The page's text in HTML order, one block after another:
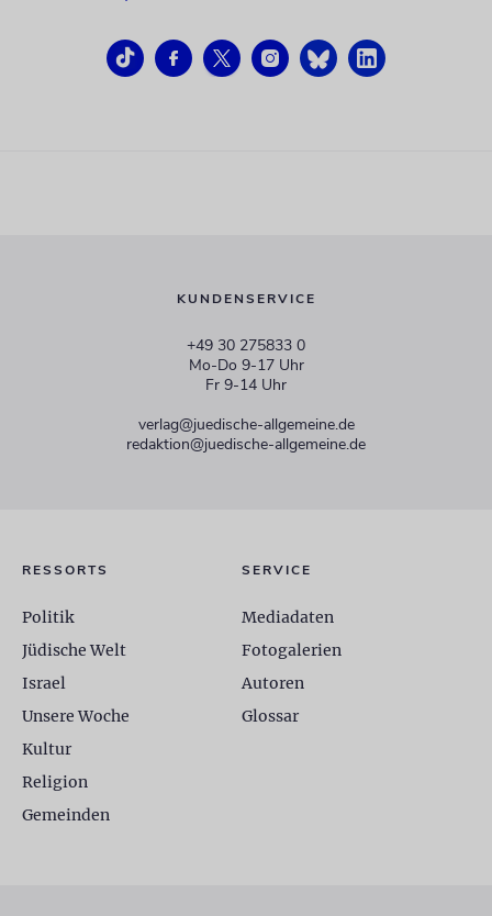
KUNDENSERVICE
+49 30 275833 0
Mo-Do 9-17 Uhr
Fr 9-14 Uhr
verlag@juedische-allgemeine.de
redaktion@juedische-allgemeine.de
RESSORTS
Politik
Jüdische Welt
Israel
Unsere Woche
Kultur
Religion
Gemeinden
SERVICE
Mediadaten
Fotogalerien
Autoren
Glossar